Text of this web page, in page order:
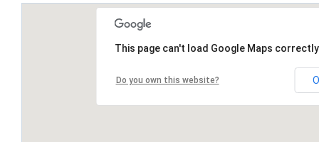
This page can't load Google Maps
Do you own this website?